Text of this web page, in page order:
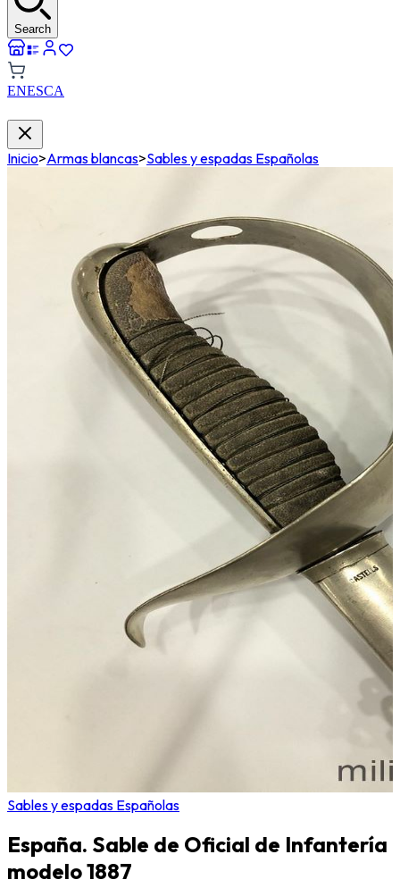
Search
ENESCA
Inicio>Armas blancas>Sables y espadas Españolas
Sables y espadas Españolas
España. Sable de Oficial de Infantería
modelo 1887